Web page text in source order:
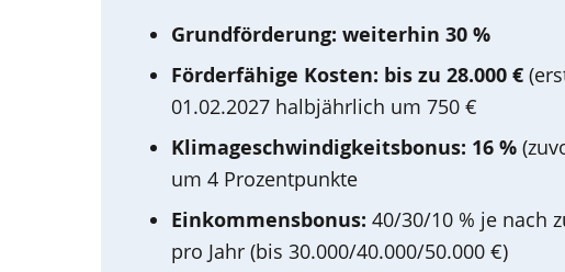
Grundförderung: weiterhin 30 %
Förderfähige Kosten: bis zu 28.000 €
01.02.2027 halbjährlich um 750 €
Klimageschwindigkeitsbonus: 16 %
um 4 Prozentpunkte
Einkommensbonus: 40/30/10 % je nach
pro Jahr (bis 30.000/40.000/50.000 €)